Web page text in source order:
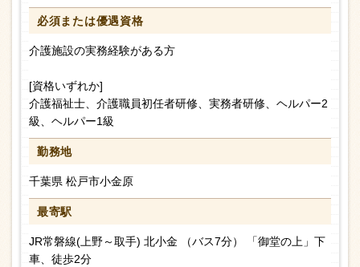
必須または優遇資格
介護施設の実務経験がある方
[資格いずれか]
介護福祉士、介護職員初任者研修、実務者研修、ヘルパー2
級、ヘルパー1級
勤務地
千葉県 松戸市小金原
最寄駅
JR常磐線(上野～取手) 北小金 （バス7分） 「御堂の上」下
車、徒歩2分